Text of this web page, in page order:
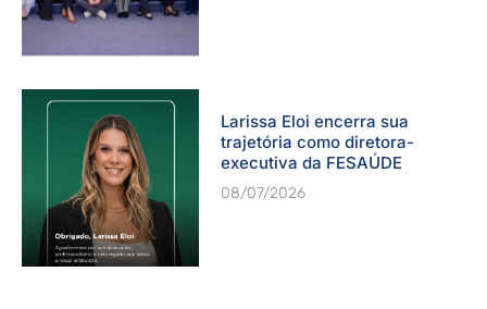
Larissa Eloi encerra sua
trajetória como diretora-
executiva da FESAÚDE
08/07/2026